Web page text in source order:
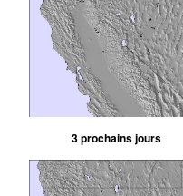
3 prochains jours